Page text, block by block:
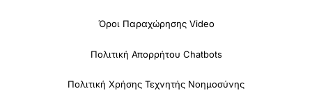
Όροι Παραχώρησης Video
Πολιτική Απορρήτου Chatbots
Πολιτική Χρήσης Τεχνητής Νοημοσύνης